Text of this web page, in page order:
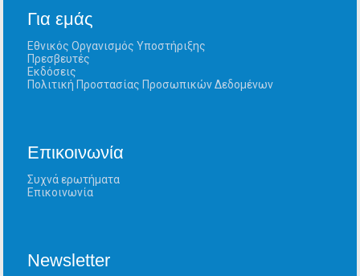
Για εμάς
Εθνικός Οργανισμός Υποστήριξης
Πρεσβευτές
Εκδόσεις
Πολιτική Προστασίας Προσωπικών Δεδομένων
Επικοινωνία
Συχνά ερωτήματα
Επικοινωνία
Newsletter